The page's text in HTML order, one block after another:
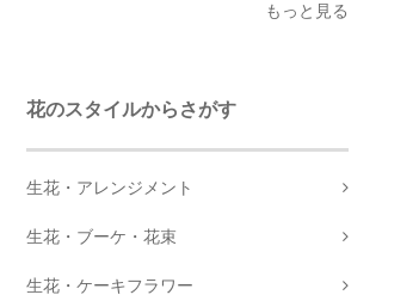
もっと見る
花のスタイルからさがす
生花・アレンジメント
生花・ブーケ・花束
生花・ケーキフラワー